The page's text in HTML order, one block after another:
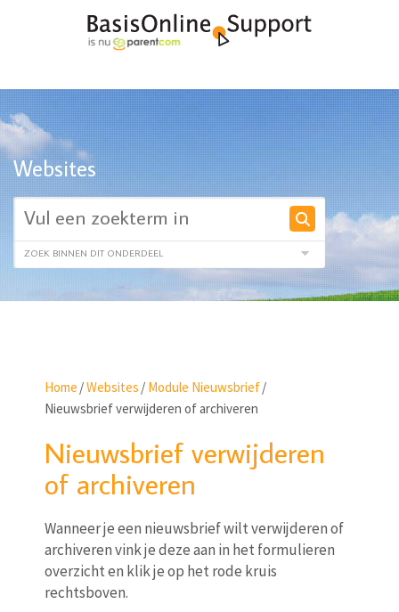
Websites
Home /Websites / Module Nieuwsbrief/
Nieuwsbrief verwijderen of archiveren
Nieuwsbrief verwijderen
of archiveren
Wanneer je een nieuwsbrief wilt verwijderen of
archiveren vink je deze aan in het formulieren
overzicht en klik je op het rode kruis
rechtsboven.